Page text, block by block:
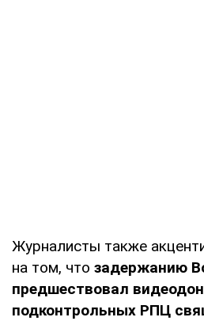
Журналисты также
на том, что задержанию
предшествовал
подконтрольных РПЦ